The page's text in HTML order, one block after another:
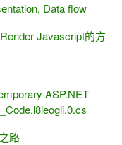
Data flow
Javascript的方
ASP.NET
路